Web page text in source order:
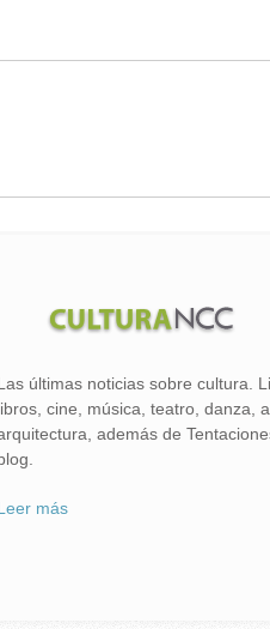
últimas noticias sobre cultura.
cine, música, teatro, danza,
además de
más